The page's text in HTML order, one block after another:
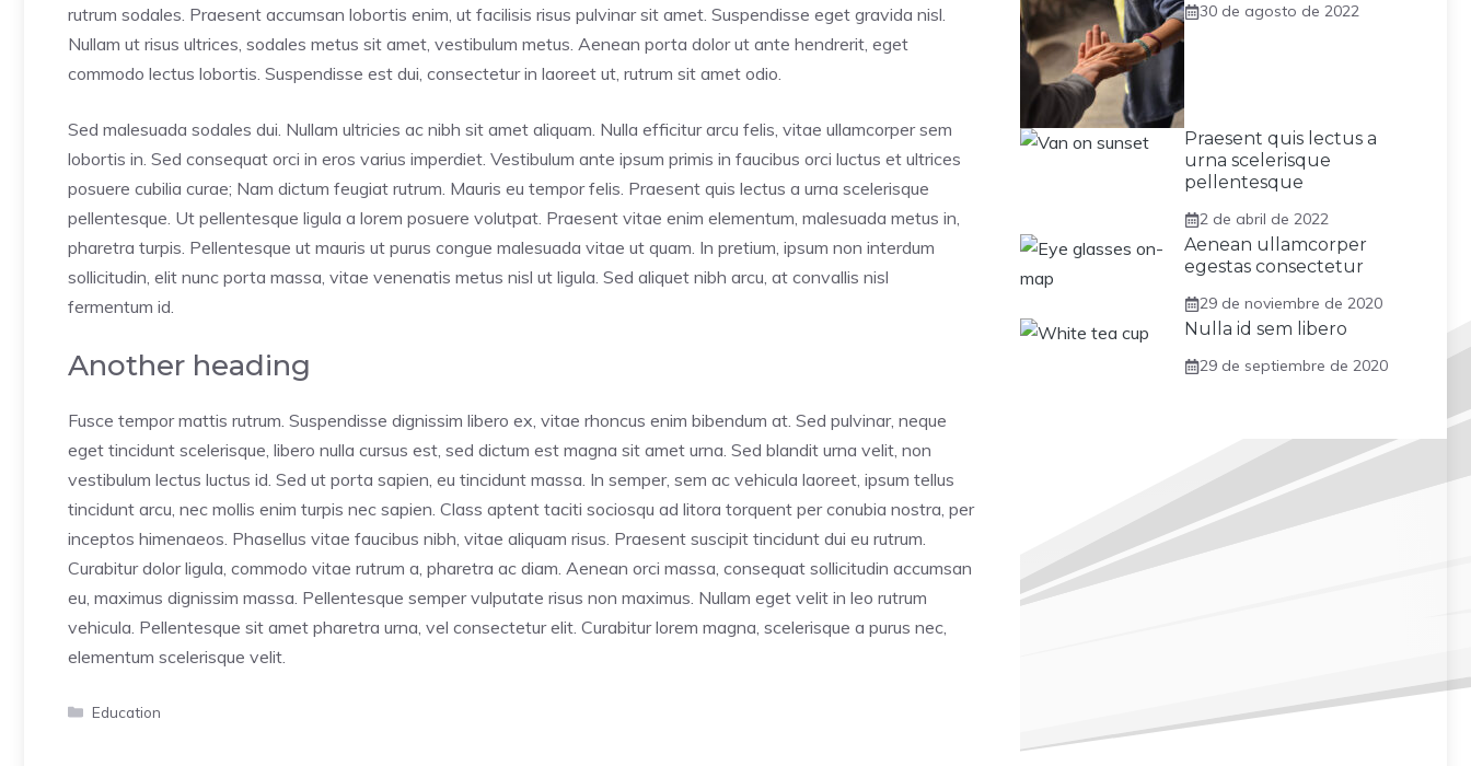
rutrum sodales. Praesent accumsan lobortis enim, ut facilisis risus pulvinar sit amet. Suspendisse eget gravida nisl.
Nullam ut risus ultrices, sodales metus sit amet, vestibulum metus. Aenean porta dolor ut ante hendrerit, eget
commodo lectus lobortis. Suspendisse est dui, consectetur in laoreet ut, rutrum sit amet odio.
Sed malesuada sodales dui. Nullam ultricies ac nibh sit amet aliquam. Nulla efficitur arcu felis, vitae ullamcorper sem
lobortis in. Sed consequat orci in eros varius imperdiet. Vestibulum ante ipsum primis in faucibus orci luctus et ultrices
posuere cubilia curae; Nam dictum feugiat rutrum. Mauris eu tempor felis. Praesent quis lectus a urna scelerisque
pellentesque. Ut pellentesque ligula a lorem posuere volutpat. Praesent vitae enim elementum, malesuada metus in,
pharetra turpis. Pellentesque ut mauris ut purus congue malesuada vitae ut quam. In pretium, ipsum non interdum
sollicitudin, elit nunc porta massa, vitae venenatis metus nisl ut ligula. Sed aliquet nibh arcu, at convallis nisl
fermentum id.
Another heading
Fusce tempor mattis rutrum. Suspendisse dignissim libero ex, vitae rhoncus enim bibendum at. Sed pulvinar, neque
eget tincidunt scelerisque, libero nulla cursus est, sed dictum est magna sit amet urna. Sed blandit urna velit, non
vestibulum lectus luctus id. Sed ut porta sapien, eu tincidunt massa. In semper, sem ac vehicula laoreet, ipsum tellus
tincidunt arcu, nec mollis enim turpis nec sapien. Class aptent taciti sociosqu ad litora torquent per conubia nostra, per
inceptos himenaeos. Phasellus vitae faucibus nibh, vitae aliquam risus. Praesent suscipit tincidunt dui eu rutrum.
Curabitur dolor ligula, commodo vitae rutrum a, pharetra ac diam. Aenean orci massa, consequat sollicitudin accumsan
eu, maximus dignissim massa. Pellentesque semper vulputate risus non maximus. Nullam eget velit in leo rutrum
vehicula. Pellentesque sit amet pharetra urna, vel consectetur elit. Curabitur lorem magna, scelerisque a purus nec,
elementum scelerisque velit.
Categorías
Education
30 de agosto de 2022
Praesent quis lectus a
urna scelerisque
pellentesque
2 de abril de 2022
Aenean ullamcorper
egestas consectetur
29 de noviembre de 2020
Nulla id sem libero
29 de septiembre de 2020